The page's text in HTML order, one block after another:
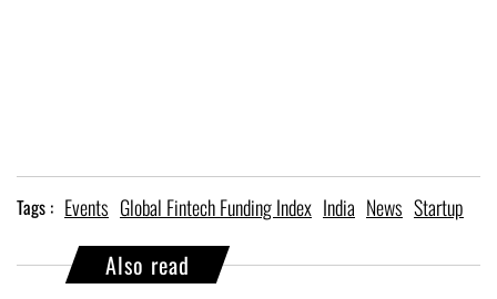
Tags : Events Global Fintech Funding Index India News Startup
Also read